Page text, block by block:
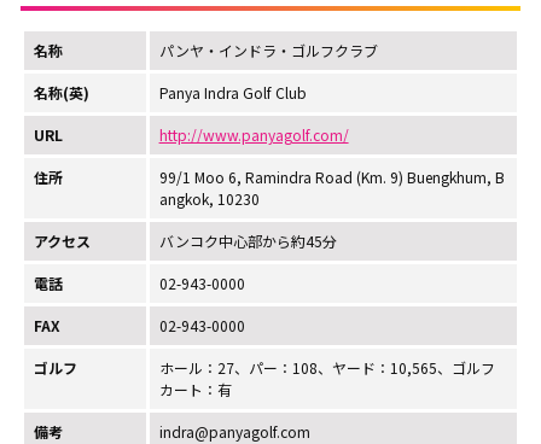
名称 パンヤ・インドラ・ゴルフクラブ
名称(英) Panya Indra Golf Club
URL http://www.panyagolf.com/
住所
99/1 Moo 6, Ramindra Road (Km. 9) Buengkhum, B
angkok, 10230
アクセス バンコク中心部から約45分
電話 02-943-0000
FAX 02-943-0000
ゴルフ
ホール：27、パー：108、ヤード：10,565、ゴルフ
カート：有
備考 indra@panyagolf.com